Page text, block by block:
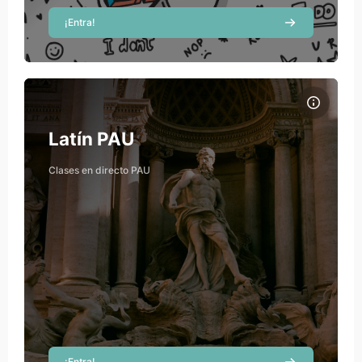
¡Entra!
Ricardo Hernández
Teacher
Course image Latín PAU
Course image
Course name
Latín PAU
Clases en directo PAU